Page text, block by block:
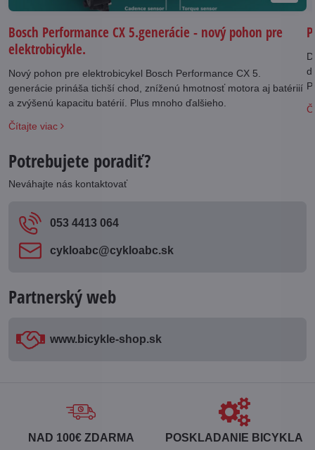
Bosch Performance CX 5.generácie - nový pohon pre
elektrobicykle.
Nový pohon pre elektrobicykel Bosch Performance CX 5.
generácie prináša tichší chod, zníženú hmotnosť motora aj batériií
a zvýšenú kapacitu batérií. Plus mnoho ďalšieho.
Čítajte viac
Potrebujete poradiť?
Neváhajte nás kontaktovať
053 4413 064
cykloabc​@cykloabc​.sk
Partnerský web
www​.bicykle-shop​.sk
NAD 100€ ZDARMA POSKLADANIE BICYKLA